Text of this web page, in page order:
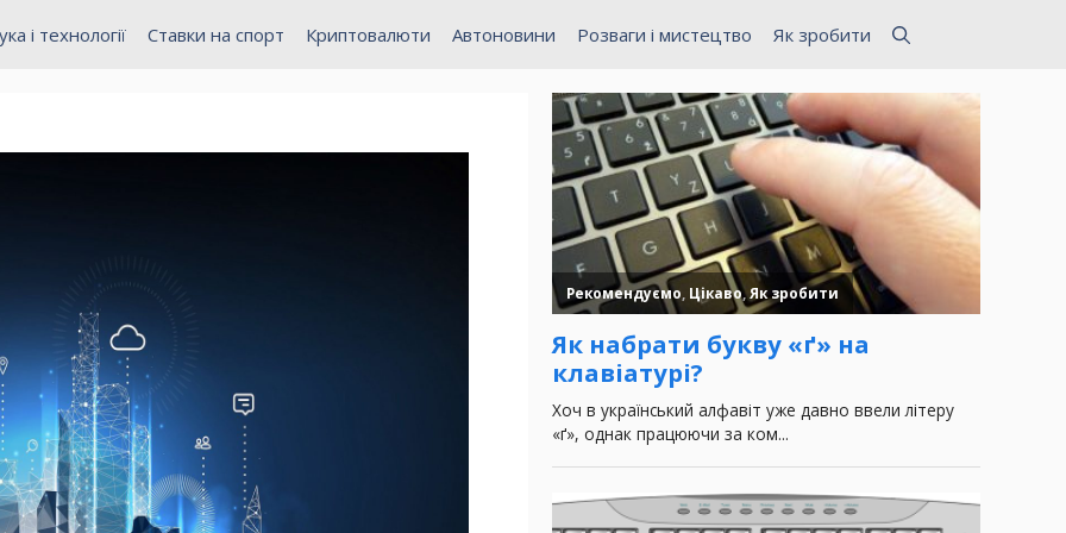
і технології Ставки на спорт Криптовалюти Автоновини Розваги і мистецтво Як зробити